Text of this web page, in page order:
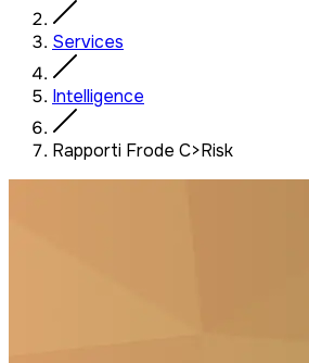
Services
Intelligence
Rapporti Frode C>Risk